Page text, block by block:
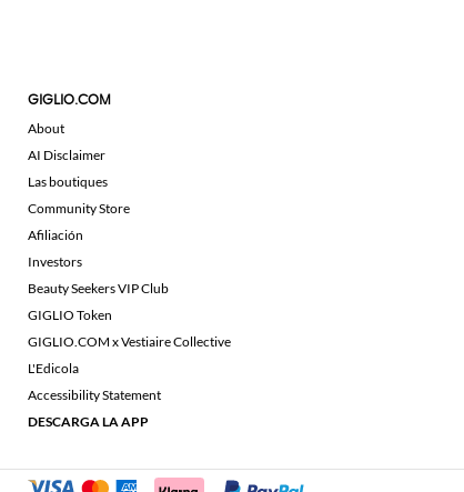
GIGLIO.COM
About
AI Disclaimer
Las boutiques
Community Store
Afiliación
Investors
Beauty Seekers VIP Club
GIGLIO Token
GIGLIO.COM x Vestiaire Collective
L'Edicola
Accessibility Statement
DESCARGA LA APP